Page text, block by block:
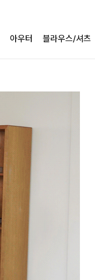
아우터 블라우스/셔츠